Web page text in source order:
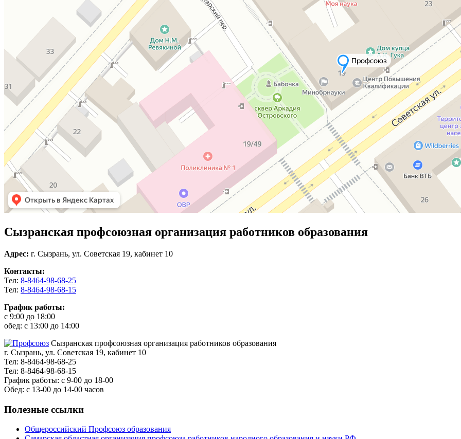
Сызранская профсоюзная организация работников образования
Адрес: г. Сызрань, ул. Советская 19, кабинет 10
Контакты:
Тел: 8-8464-98-68-25
Тел: 8-8464-98-68-15
График работы:
с 9:00 до 18:00
обед: с 13:00 до 14:00
Сызранская профсоюзная организация работников образования
г. Сызрань, ул. Советская 19, кабинет 10
Тел: 8-8464-98-68-25
Тел: 8-8464-98-68-15
График работы: с 9-00 до 18-00
Обед: с 13-00 до 14-00 часов
Полезные ссылки
Общероссийский Профсоюз образования